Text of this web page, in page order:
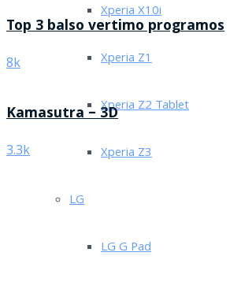
Xperia X10i
Xperia Z1
Xperia Z2 Tablet
Xperia Z3
LG
LG G Pad
Top 3 balso vertimo programos
8k
Kamasutra – 3D
3.3k